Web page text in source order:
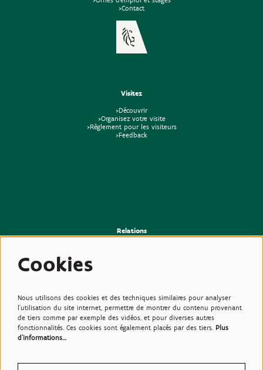
>Contact
Visitez
>Découvrir
>Organisez votre visite
>Règlement pour les visiteurs
>Feedback
Relations
Cookies
Nous utilisons des cookies et des techniques similaires pour analyser
l'utilisation du site internet, permettre de montrer du contenu provenant
de tiers comme par exemple des vidéos, et pour diverses autres
fonctionnalités. Ces cookies sont également placés par des tiers. Plus
d'informations…